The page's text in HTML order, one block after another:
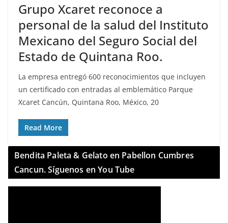
Grupo Xcaret reconoce a
personal de la salud del Instituto
Mexicano del Seguro Social del
Estado de Quintana Roo.
La empresa entregó 600 reconocimientos que incluyen
un certificado con entradas al emblemático Parque
Xcaret Cancún, Quintana Roo, México, 20
Read More
Bendita Paleta & Gelato en Pabellon Cumbres
Cancun. Síguenos en You Tube